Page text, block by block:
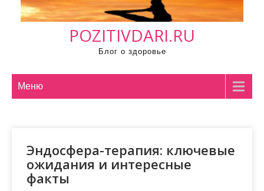
POZITIVDARI.RU
Блог о здоровье
Меню
Эндосфера-терапия: ключевые
ожидания и интересные
факты